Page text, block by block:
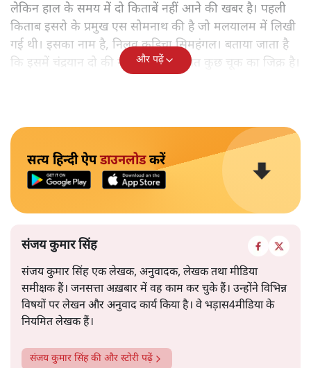
लेकिन हाल के समय में दो किताबें नहीं आने की खबर है। पहली
किताब इसरो के प्रमुख एस सोमनाथ की है जो मलयालम में लिखी
गई थी। इसका नाम है, निलवु कुडिचा सिमहंगल। बताया जाता है
कि इसमें चंद्रयान दो की नाकामी से संबंधित कुछ चूक का जिक्र है।
और पढ़ें
सत्य हिन्दी ऐपडाउनलोडकरें
संजय कुमार सिंह
संजय कुमार सिंह एक लेखक, अनुवादक, लेखक तथा मीडिया
समीक्षक हैं। जनसत्ता अख़बार में वह काम कर चुके हैं। उन्होंने विभिन्न
विषयों पर लेखन और अनुवाद कार्य किया है। वे भड़ास4मीडिया के
नियमित लेखक हैं।
संजय कुमार सिंहकी और स्टोरी पढ़ें